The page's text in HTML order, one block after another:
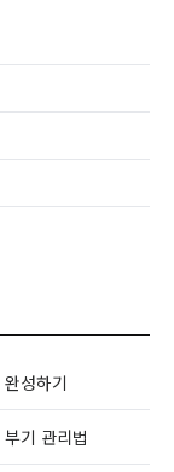
성하기
기 관리법